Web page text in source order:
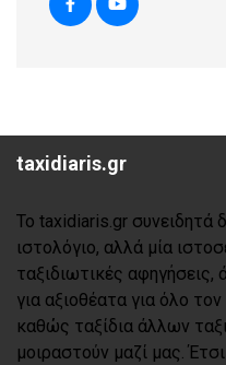
taxidiaris.gr
Το taxidiaris.gr συνειδητά
ιστολόγιο, αλλά μία
ταξιδιωτικές
για αξιοθέατα για όλο
καθώς ταξίδια άλλων
μοιραστούν μαζί μας.